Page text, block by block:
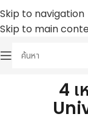
Skip to navigation
Skip to main
4 เ